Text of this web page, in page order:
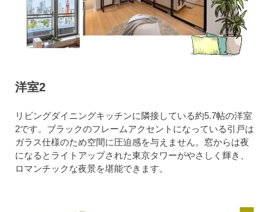
洋室2
リビングダイニングキッチンに隣接している約5.7帖の洋室
2です。ブラックのフレームアクセントになっている引戸は
ガラス仕様のため空間に圧迫感を与えません。窓からは夜
になるとライトアップされた東京タワーがやさしく輝き、
ロマンチックな夜景を堪能できます。